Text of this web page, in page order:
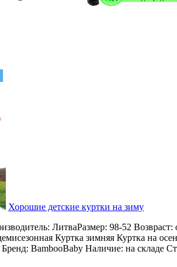
Хорошие детские куртки на зиму
ЛитваРазмер: 98-52
Куртка зимняя Куртка на
BambooBaby Наличие: на складе